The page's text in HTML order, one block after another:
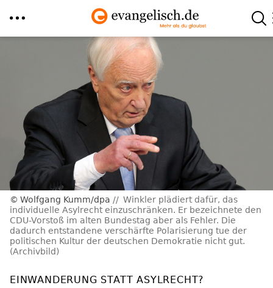
Wolfgang Kumm/dpa
Winkler plädiert dafür, das
individuelle Asylrecht einzuschränken. Er bezeichnete den
CDU-Vorstoß im alten Bundestag aber als Fehler. Die
dadurch entstandene verschärfte Polarisierung tue der
politischen Kultur der deutschen Demokratie nicht gut.
(Archivbild)
EINWANDERUNG STATT ASYLRECHT?